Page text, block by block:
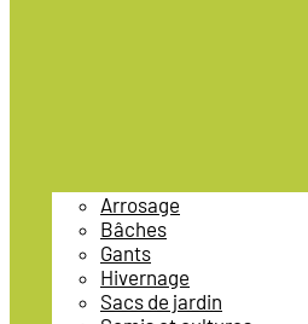
Arrosage
Bâches
Gants
Hivernage
Sacs de jardin